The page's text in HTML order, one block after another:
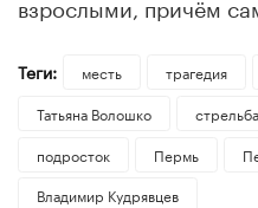
Теги: месть трагедия
Татьяна Волошко
стрельба
подросток
Пермь
Владимир Кудрявцев